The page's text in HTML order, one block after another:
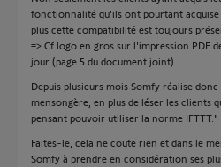
fonctionnalité qu'ils ont pourtant acquise
plus cette compatibilité est toujours
=> Cf logo en gros sur l'impression PDF
jour (page 5 du document joint).
Depuis plusieurs mois Somfy réalise
mensongère, en plus de léser les clients
pensant pouvoir utiliser la norme IFTTT."
Faites-le, cela ne coute rien et dans le
Somfy à prendre en considération ses